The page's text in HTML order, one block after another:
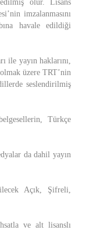
olur. Lisans
imzalanmasını
havale edildiği
ile yayın haklarını,
üzere TRT’nin
seslendirilmiş
Türkçe
da dahil yayın
Açık, Şifreli,
ve alt lisanslı